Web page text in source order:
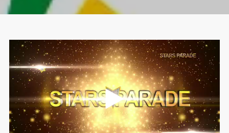
Video-
Player